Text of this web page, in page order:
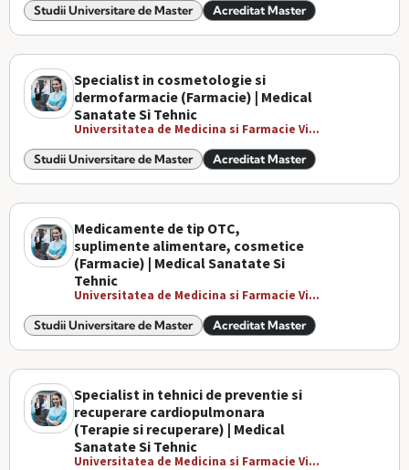
Studii Universitare de Master Acreditat Master
Specialist in cosmetologie si
dermofarmacie (Farmacie) | Medical
Sanatate Si Tehnic
Universitatea de Medicina si Farmacie Vi...
Studii Universitare de Master Acreditat Master
Medicamente de tip OTC,
suplimente alimentare, cosmetice
(Farmacie) | Medical Sanatate Si
Tehnic
Universitatea de Medicina si Farmacie Vi...
Studii Universitare de Master Acreditat Master
Specialist in tehnici de preventie si
recuperare cardiopulmonara
(Terapie si recuperare) | Medical
Sanatate Si Tehnic
Universitatea de Medicina si Farmacie Vi...